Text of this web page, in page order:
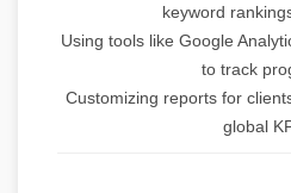
keyword
Using tools like Google
to track
Customizing reports for
global